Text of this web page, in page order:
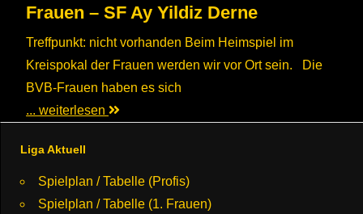
Frauen – SF Ay Yildiz Derne
Treffpunkt: nicht vorhanden Beim Heimspiel im
Kreispokal der Frauen werden wir vor Ort sein. Die
BVB-Frauen haben es sich
... weiterlesen
Liga Aktuell
Spielplan / Tabelle (Profis)
Spielplan / Tabelle (1. Frauen)